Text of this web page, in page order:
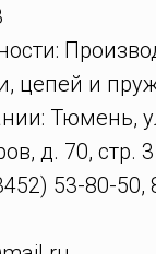
цепей и
Тюмень,
д. 70, стр. 3
53-80-50,